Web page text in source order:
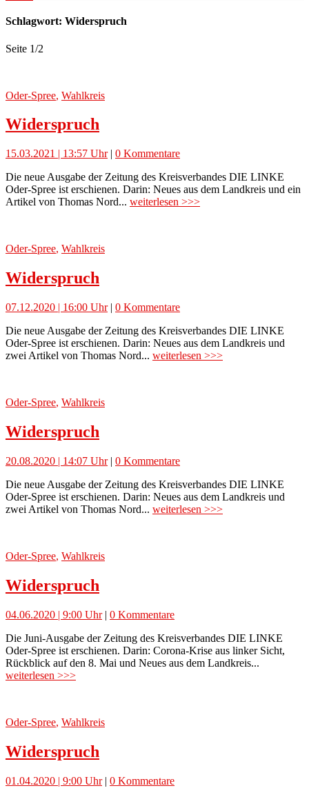
Schlagwort: Widerspruch
Seite 1/2
Oder-Spree, Wahlkreis
Widerspruch
15.03.2021 | 13:57 Uhr| 0 Kommentare
Die neue Ausgabe der Zeitung des Kreisverbandes DIE LINKE
Oder-Spree ist erschienen. Darin: Neues aus dem Landkreis und ein
Artikel von Thomas Nord... weiterlesen >>>
Oder-Spree, Wahlkreis
Widerspruch
07.12.2020 | 16:00 Uhr| 0 Kommentare
Die neue Ausgabe der Zeitung des Kreisverbandes DIE LINKE
Oder-Spree ist erschienen. Darin: Neues aus dem Landkreis und
zwei Artikel von Thomas Nord... weiterlesen >>>
Oder-Spree, Wahlkreis
Widerspruch
20.08.2020 | 14:07 Uhr| 0 Kommentare
Die neue Ausgabe der Zeitung des Kreisverbandes DIE LINKE
Oder-Spree ist erschienen. Darin: Neues aus dem Landkreis und
zwei Artikel von Thomas Nord... weiterlesen >>>
Oder-Spree, Wahlkreis
Widerspruch
04.06.2020 | 9:00 Uhr| 0 Kommentare
Die Juni-Ausgabe der Zeitung des Kreisverbandes DIE LINKE
Oder-Spree ist erschienen. Darin: Corona-Krise aus linker Sicht,
Rückblick auf den 8. Mai und Neues aus dem Landkreis...
weiterlesen >>>
Oder-Spree, Wahlkreis
Widerspruch
01.04.2020 | 9:00 Uhr| 0 Kommentare